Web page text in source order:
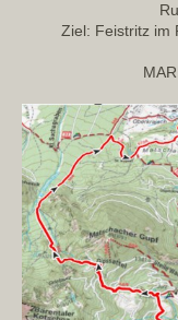
Ziel: Feistritz im